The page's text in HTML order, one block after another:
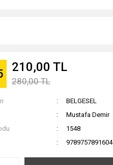
210,00 TL
280,00 TL
BELGESEL
Mustafa Demir
1548
9789757891604